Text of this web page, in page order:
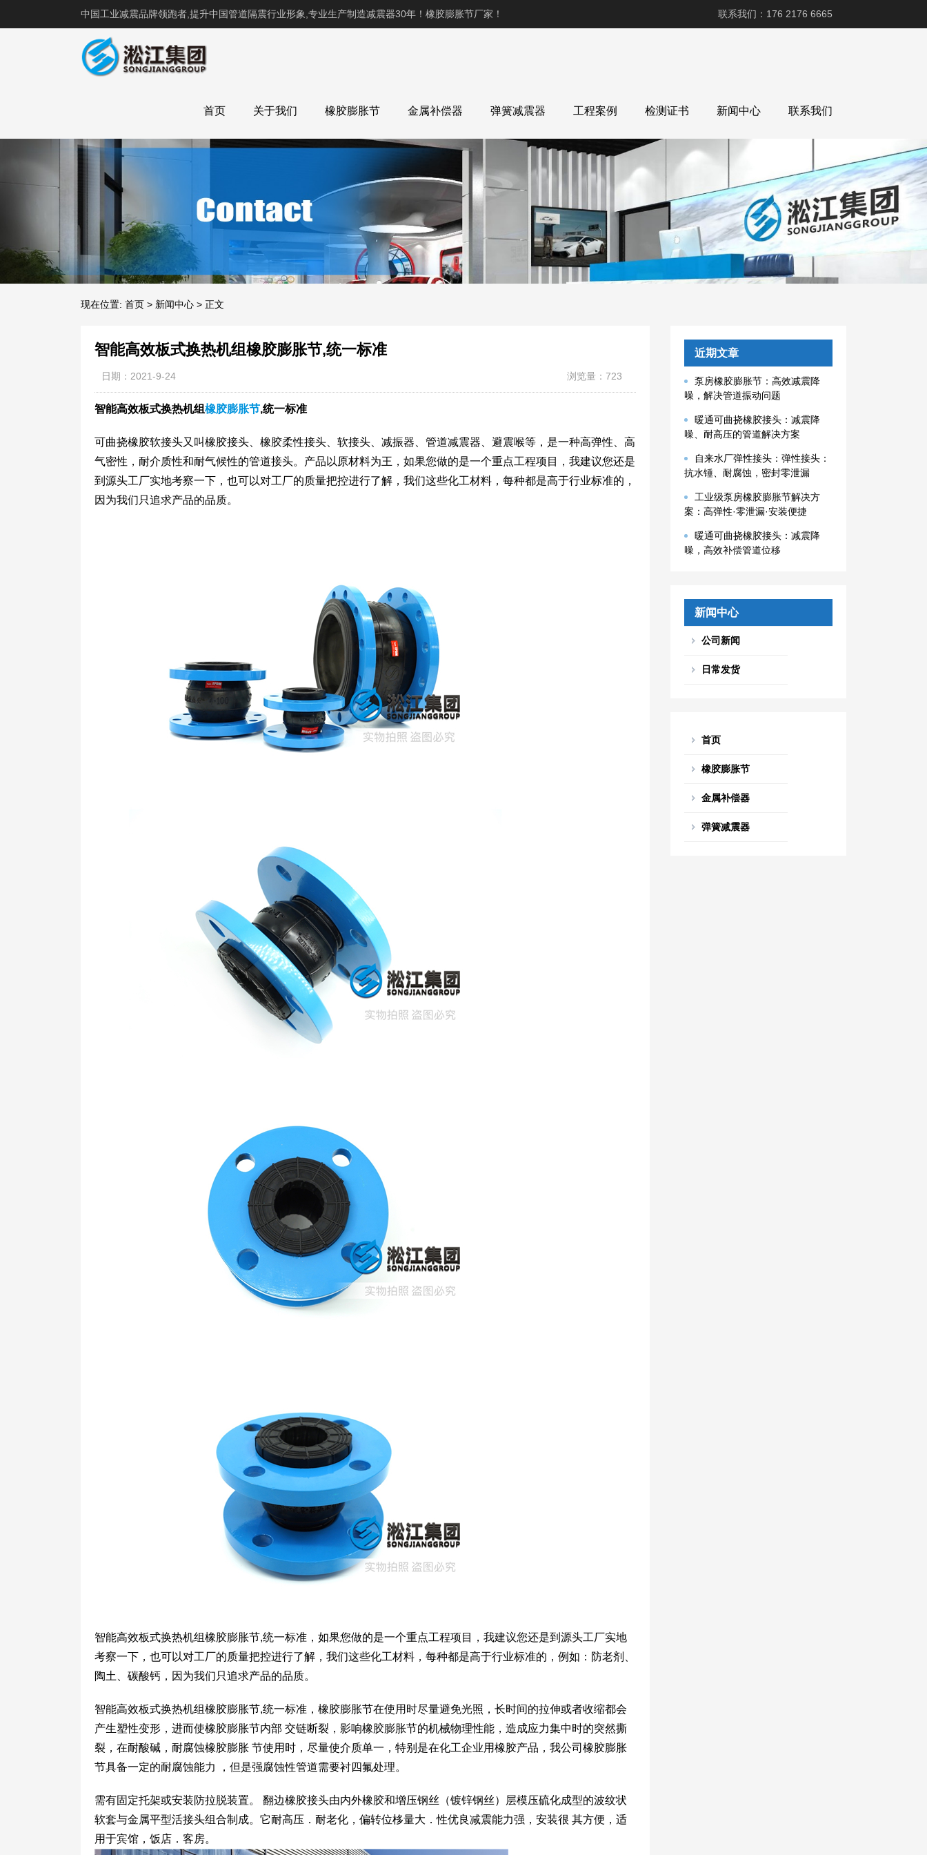
中国工业减震品牌领跑者,提升中国管道隔震行业形象,专业生产制造减震器30年！橡胶膨胀节厂家！ 联系我们：176 2176 6665
首页 关于我们 橡胶膨胀节 金属补偿器 弹簧减震器 工程案例 检测证书 新闻中心 联系我们
现在位置: 首页 > 新闻中心 > 正文
智能高效板式换热机组橡胶膨胀节,统一标准
日期：2021-9-24 浏览量：723
智能高效板式换热机组橡胶膨胀节,统一标准
可曲挠橡胶软接头又叫橡胶接头、橡胶柔性接头、软接头、减振器、管道减震器、避震喉等，是一种高弹性、高
气密性，耐介质性和耐气候性的管道接头。产品以原材料为王，如果您做的是一个重点工程项目，我建议您还是
到源头工厂实地考察一下，也可以对工厂的质量把控进行了解，我们这些化工材料，每种都是高于行业标准的，
因为我们只追求产品的品质。
智能高效板式换热机组橡胶膨胀节,统一标准，如果您做的是一个重点工程项目，我建议您还是到源头工厂实地
考察一下，也可以对工厂的质量把控进行了解，我们这些化工材料，每种都是高于行业标准的，例如：防老剂、
陶土、碳酸钙，因为我们只追求产品的品质。
智能高效板式换热机组橡胶膨胀节,统一标准，橡胶膨胀节在使用时尽量避免光照，长时间的拉伸或者收缩都会
产生塑性变形，进而使橡胶膨胀节内部 交链断裂，影响橡胶膨胀节的机械物理性能，造成应力集中时的突然撕
裂，在耐酸碱，耐腐蚀橡胶膨胀 节使用时，尽量使介质单一，特别是在化工企业用橡胶产品，我公司橡胶膨胀
节具备一定的耐腐蚀能力 ，但是强腐蚀性管道需要衬四氟处理。
需有固定托架或安装防拉脱装置。 翻边橡胶接头由内外橡胶和增压钢丝（镀锌钢丝）层模压硫化成型的波纹状
软套与金属平型活接头组合制成。它耐高压．耐老化，偏转位栘量大．性优良减震能力强，安装很 其方便，适
用于宾馆，饭店．客房。
近期文章
泵房橡胶膨胀节：高效减震降
噪，解决管道振动问题
暖通可曲挠橡胶接头：减震降
噪、耐高压的管道解决方案
自来水厂弹性接头：弹性接头：
抗水锤、耐腐蚀，密封零泄漏
工业级泵房橡胶膨胀节解决方
案：高弹性·零泄漏·安装便捷
暖通可曲挠橡胶接头：减震降
噪，高效补偿管道位移
新闻中心
公司新闻
日常发货
首页
橡胶膨胀节
金属补偿器
弹簧减震器